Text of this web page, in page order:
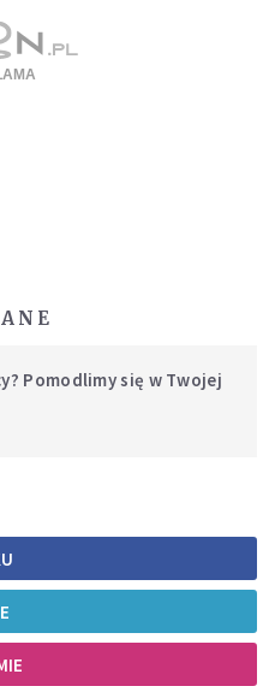
Pomodlimy się w Twojej